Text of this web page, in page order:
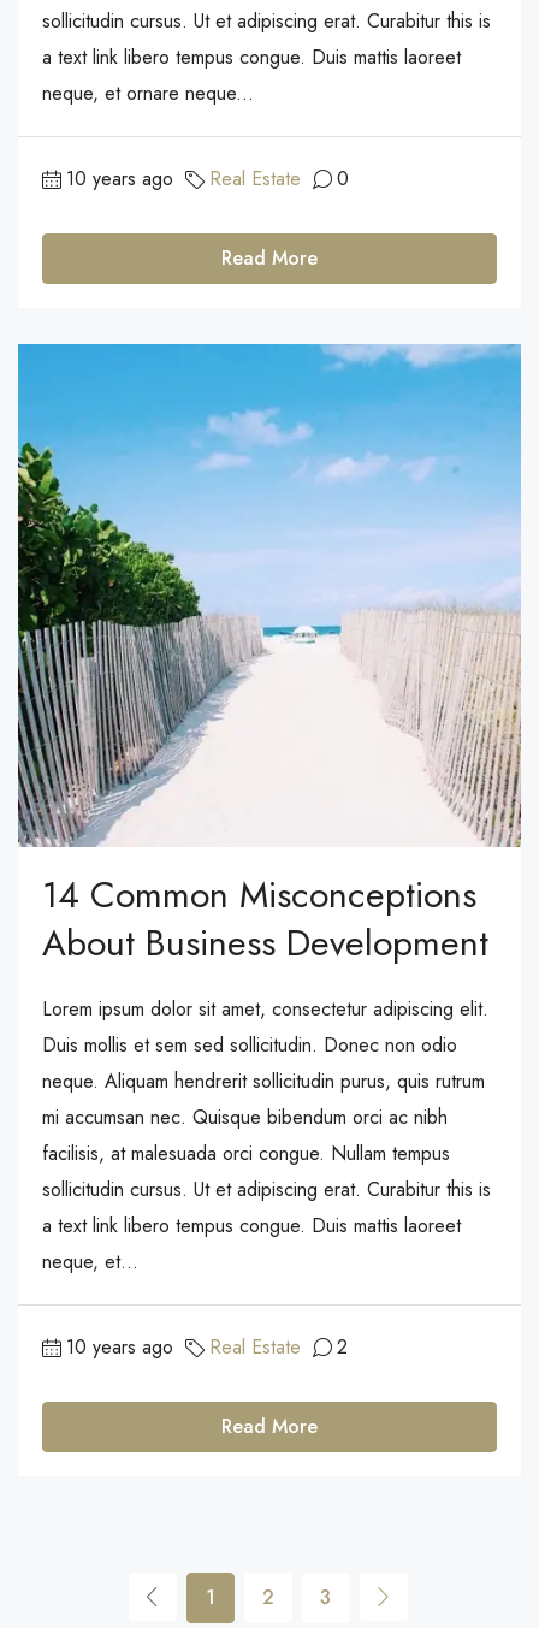
sollicitudin cursus. Ut et adipiscing erat. Curabitur this is
a text link libero tempus congue. Duis mattis laoreet
neque, et ornare neque...
10 years ago Real Estate 0
Read More
14 Common Misconceptions
About Business Development
Lorem ipsum dolor sit amet, consectetur adipiscing elit.
Duis mollis et sem sed sollicitudin. Donec non odio
neque. Aliquam hendrerit sollicitudin purus, quis rutrum
mi accumsan nec. Quisque bibendum orci ac nibh
facilisis, at malesuada orci congue. Nullam tempus
sollicitudin cursus. Ut et adipiscing erat. Curabitur this is
a text link libero tempus congue. Duis mattis laoreet
neque, et...
10 years ago Real Estate 2
Read More
1 2 3